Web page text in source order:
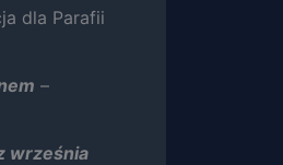
dla Parafii
–
września